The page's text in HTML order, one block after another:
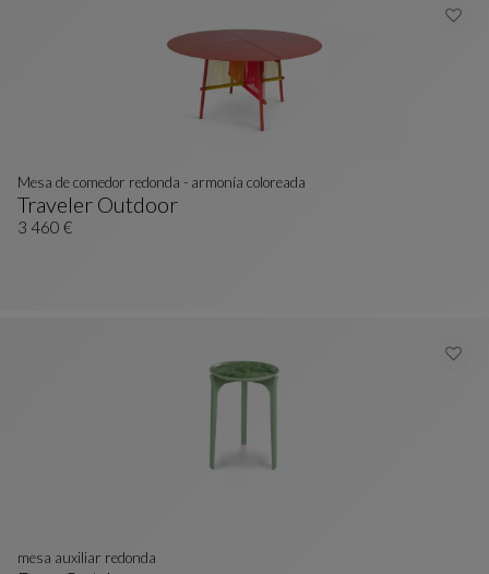
Traveler Outdoor
Mesa De Comedor Redonda - Armonía Coloreada
Ver Descripción Completa
Mesa de comedor redonda - armonía coloreada
3 460 €
mesa auxiliar redonda